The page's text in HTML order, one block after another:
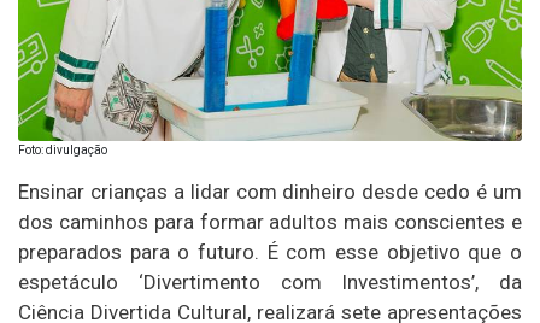
Foto: divulgação
Ensinar crianças a lidar com dinheiro desde cedo é um
dos caminhos para formar adultos mais conscientes e
preparados para o futuro. É com esse objetivo que o
espetáculo ‘Divertimento com Investimentos’, da
Ciência Divertida Cultural, realizará sete apresentações